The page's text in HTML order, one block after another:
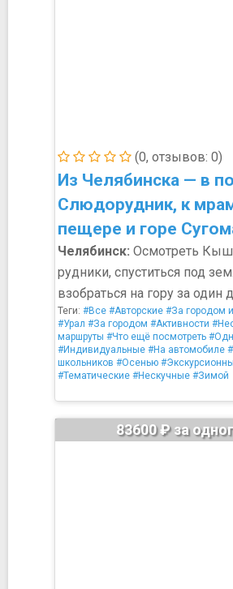
(0, отзывов: 0)
Из Челябинска — в
Слюдорудник, к
пещере и горе
Челябинск: Осмотреть
рудники, спуститься под
взобраться на гору за один
Теги: #Все #Авторские #За городом
#Урал #За городом #Активности
маршруты #Что ещё посмотреть
#Индивидуальные #На автомобиле
школьников #Осенью
#Тематические #Нескучные #Зимой
83600 ₽ за